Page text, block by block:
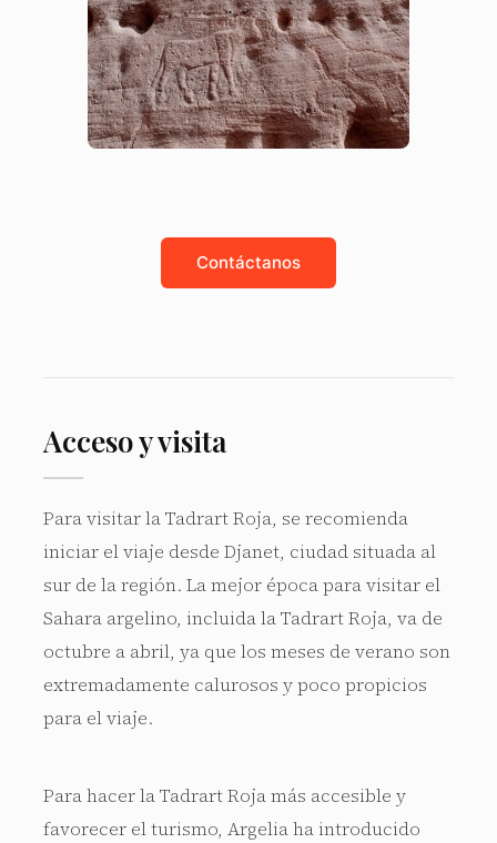
Contáctanos
Acceso y visita
Para visitar la Tadrart Roja, se recomienda
iniciar el viaje desde Djanet, ciudad situada al
sur de la región. La mejor época para visitar el
Sahara argelino, incluida la Tadrart Roja, va de
octubre a abril, ya que los meses de verano son
extremadamente calurosos y poco propicios
para el viaje.
Para hacer la Tadrart Roja más accesible y
favorecer el turismo, Argelia ha introducido